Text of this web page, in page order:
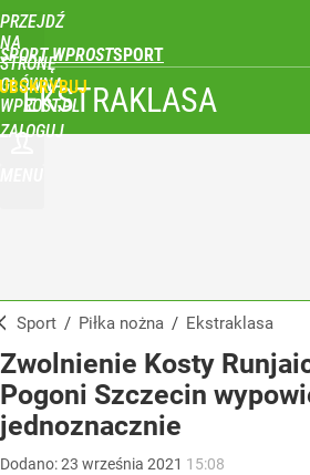
PRZEJDŹ
NA
STRONĘ
GŁÓWNĄ
WPROST.PL
SPORT WPROST
ZALOGUJ
EKSTRAKLASA
Sport / Piłka nożna / Ekstraklasa
Zwolnienie Kosty
Pogoni Szczecin
jednoznacznie
Dodano:23 września 2021 15:08